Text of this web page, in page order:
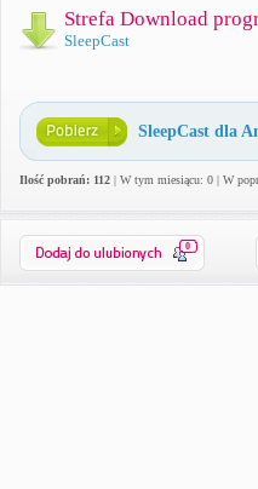
Strefa Download
SleepCast
SleepCast dla
Ilość pobrań: 112 | W tym miesiącu: 0 | W
0